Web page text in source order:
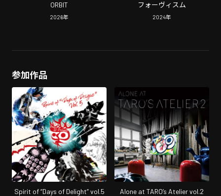
ORBIT
2026年
フォーヴィスム
2024年
参加作品
Spirit of “Days of Delight” vol.5 Alone at TARO’s Atelier vol.2